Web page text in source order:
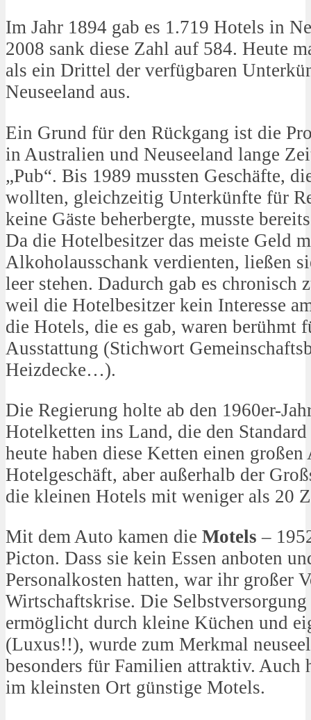
Im Jahr 1894 gab es 1.719 Hotels in
2008 sank diese Zahl auf 584. Heute
als ein Drittel der verfügbaren
Neuseeland aus.
Ein Grund für den Rückgang ist die
in Australien und Neuseeland lange
„Pub“. Bis 1989 mussten Geschäfte,
wollten, gleichzeitig Unterkünfte für
keine Gäste beherbergte, musste
Da die Hotelbesitzer das meiste Geld
Alkoholausschank verdienten, ließen
leer stehen. Dadurch gab es chronisch
weil die Hotelbesitzer kein Interesse
die Hotels, die es gab, waren berühmt
Ausstattung (Stichwort
Heizdecke…).
Die Regierung holte ab den 1960er-
Hotelketten ins Land, die den
heute haben diese Ketten einen
Hotelgeschäft, aber außerhalb der
die kleinen Hotels mit weniger als 20
Mit dem Auto kamen die Motels –
Picton. Dass sie kein Essen anboten
Personalkosten hatten, war ihr großer
Wirtschaftskrise. Die
ermöglicht durch kleine Küchen und
(Luxus!!), wurde zum Merkmal
besonders für Familien attraktiv. Auch
im kleinsten Ort günstige Motels.